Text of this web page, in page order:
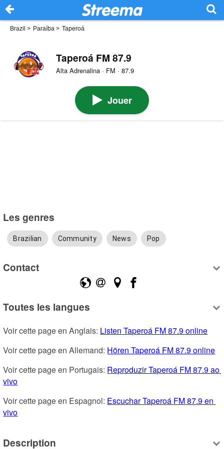
Brazil > Paraíba > Taperoá
Taperoá FM 87.9
Alta Adrenalina · FM · 87.9
Jouer
Les genres
Brazilian Community News Pop
Contact
Toutes les langues
Voir cette page en Anglais: Listen Taperoá FM 87.9 online
Voir cette page en Allemand: Hören Taperoá FM 87.9 online
Voir cette page en Portugais: Reproduzir Taperoá FM 87.9 ao
vivo
Voir cette page en Espagnol: Escuchar Taperoá FM 87.9 en
vivo
Description